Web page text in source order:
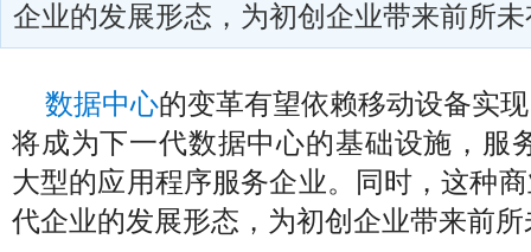
企业的发展形态，为初创企业带来前所
数据中心的变革有望依赖移动设备实
将成为下一代数据中心的基础设施，服
大型的应用程序服务企业。同时，这种
代企业的发展形态，为初创企业带来前